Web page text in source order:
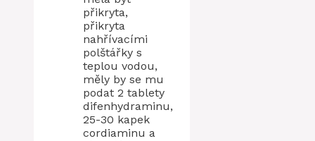
přikryta,
přikryta
nahřívacími
polštářky s
teplou vodou,
měly by se mu
podat 2 tablety
difenhydraminu,
25-30 kapek
cordiaminu a